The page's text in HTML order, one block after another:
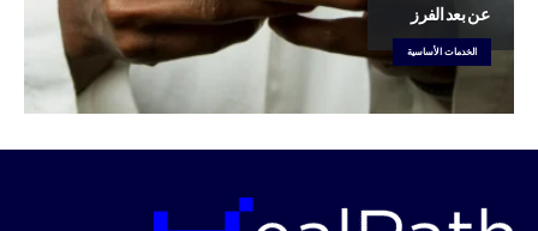
عن بعد الفرز
الخدمات الأساسية